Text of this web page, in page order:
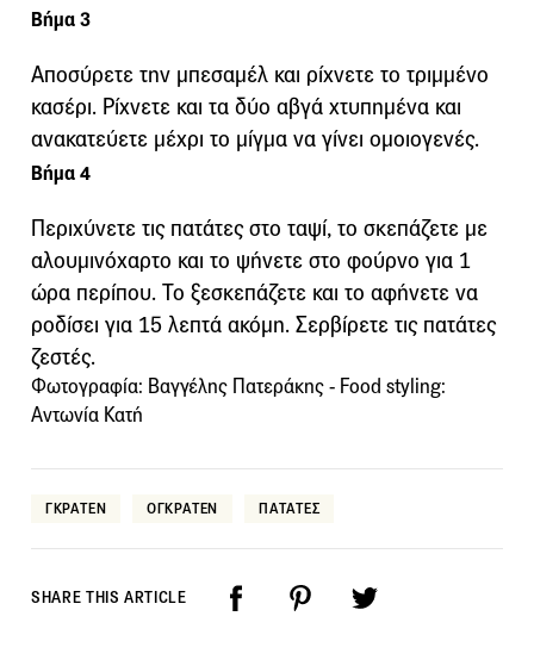
Βήμα 3
Αποσύρετε την μπεσαμέλ και ρίχνετε το τριμμένο
κασέρι. Ρίχνετε και τα δύο αβγά χτυπημένα και
ανακατεύετε μέχρι το μίγμα να γίνει ομοιογενές.
Βήμα 4
Περιχύνετε τις πατάτες στο ταψί, το σκεπάζετε με
αλουμινόχαρτο και το ψήνετε στο φούρνο για 1
ώρα περίπου. Το ξεσκεπάζετε και το αφήνετε να
ροδίσει για 15 λεπτά ακόμη. Σερβίρετε τις πατάτες
ζεστές.
Φωτογραφία: Βαγγέλης Πατεράκης - Food styling:
Aντωνία Κατή
ΓΚΡΑΤΕΝ ΟΓΚΡΑΤΕΝ ΠΑΤΑΤΕΣ
SHARE THIS ARTICLE